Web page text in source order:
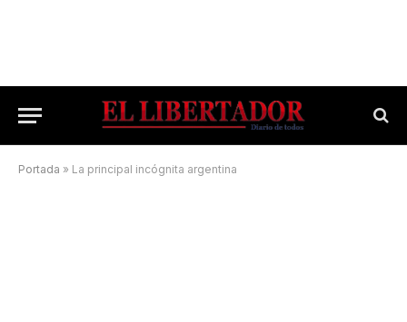
Portada » La principal incógnita argentina